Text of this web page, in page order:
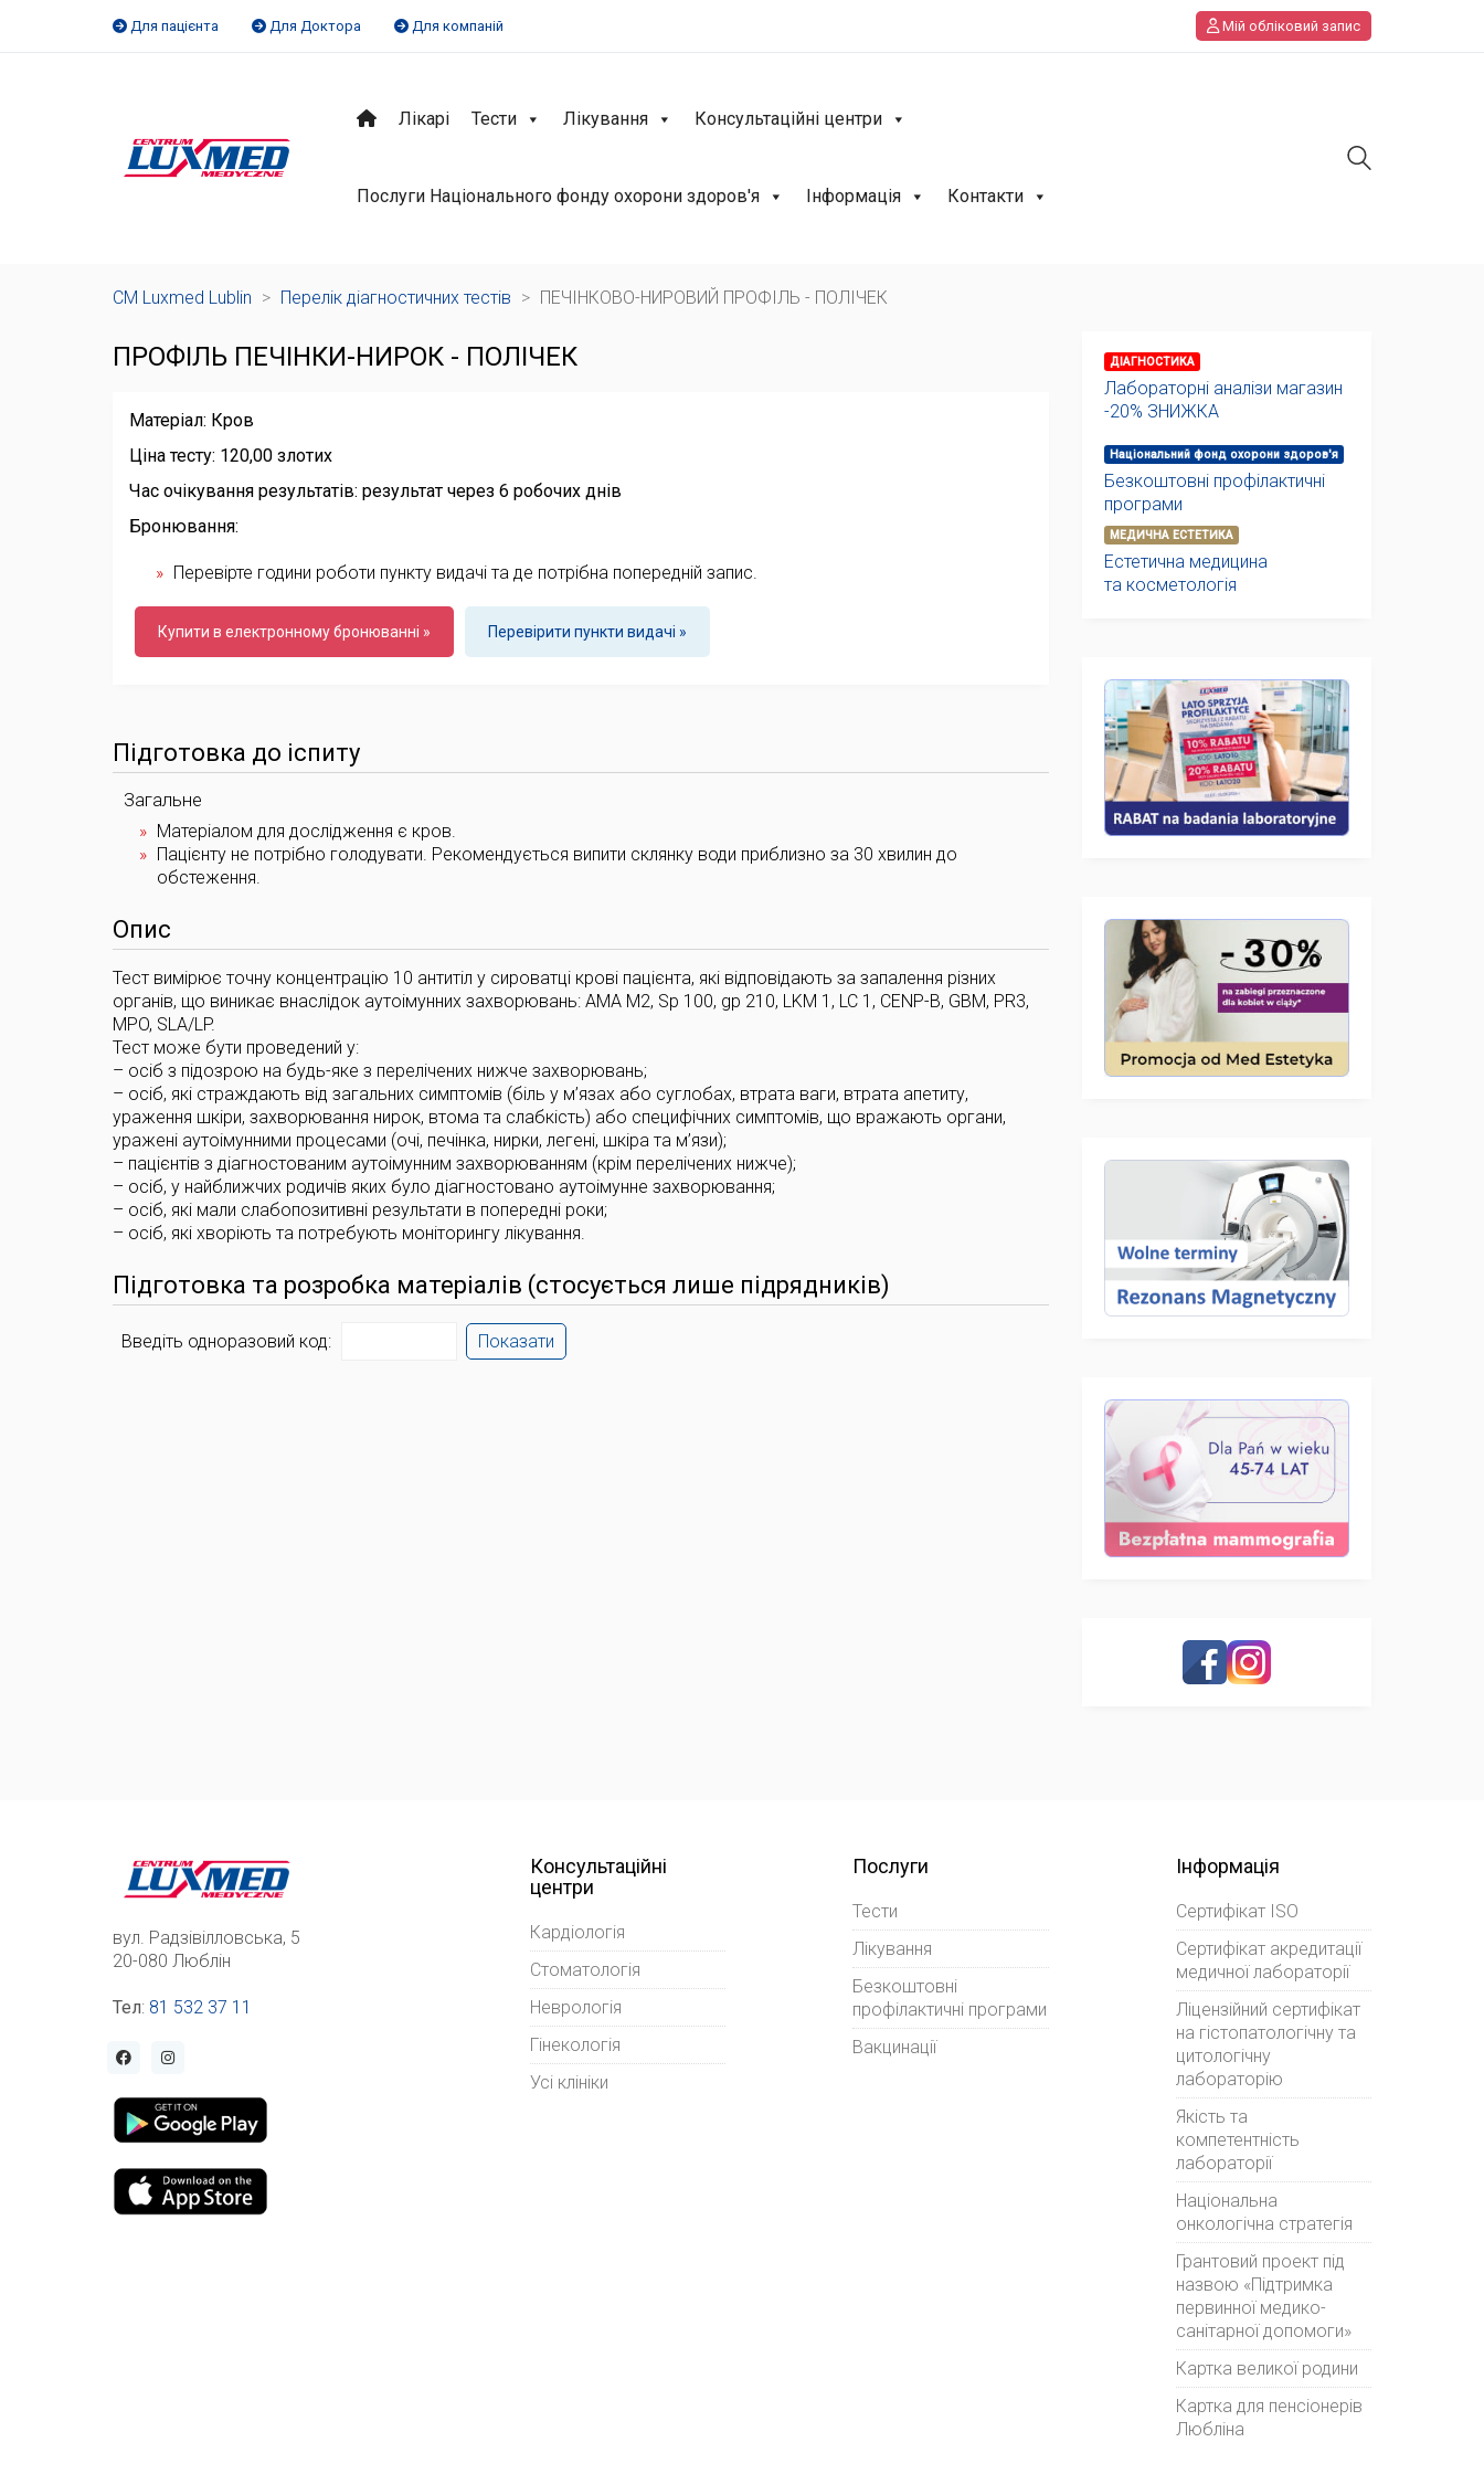
Для пацієнта Для Доктора Для компаній Мій обліковий запис
Лікарі Тести Лікування Консультаційні центри
Послуги Національного фонду охорони здоров'я Інформація Контакти
CM Luxmed Lublin > Перелік діагностичних тестів > ПЕЧІНКОВО-НИРОВИЙ ПРОФІЛЬ - ПОЛІЧЕК
ПРОФІЛЬ ПЕЧІНКИ-НИРОК - ПОЛІЧЕК
Матеріал: Кров
Ціна тесту: 120,00 злотих
Час очікування результатів: результат через 6 робочих днів
Бронювання:
Перевірте години роботи пункту видачі та де потрібна попередній запис.
Купити в електронному бронюванні » Перевірити пункти видачі »
Підготовка до іспиту
Загальне
Матеріалом для дослідження є кров.
Пацієнту не потрібно голодувати. Рекомендується випити склянку води приблизно за 30 хвилин до
обстеження.
Опис
Тест вимірює точну концентрацію 10 антитіл у сироватці крові пацієнта, які відповідають за запалення різних
органів, що виникає внаслідок аутоімунних захворювань: AMA M2, Sp 100, gp 210, LKM 1, LC 1, CENP-B, GBM, PR3,
MPO, SLA/LP.
Тест може бути проведений у:
– осіб з підозрою на будь-яке з перелічених нижче захворювань;
– осіб, які страждають від загальних симптомів (біль у м’язах або суглобах, втрата ваги, втрата апетиту,
ураження шкіри, захворювання нирок, втома та слабкість) або специфічних симптомів, що вражають органи,
уражені аутоімунними процесами (очі, печінка, нирки, легені, шкіра та м’язи);
– пацієнтів з діагностованим аутоімунним захворюванням (крім перелічених нижче);
– осіб, у найближчих родичів яких було діагностовано аутоімунне захворювання;
– осіб, які мали слабопозитивні результати в попередні роки;
– осіб, які хворіють та потребують моніторингу лікування.
Підготовка та розробка матеріалів (стосується лише підрядників)
Введіть одноразовий код: Показати
ДІАГНОСТИКА
Лабораторні аналізи магазин
-20% ЗНИЖКА
Національний фонд охорони здоров'я
Безкоштовні профілактичні
програми
МЕДИЧНА ЕСТЕТИКА
Естетична медицина
та косметологія
вул. Радзівілловська, 5
20-080 Люблін
Тел: 81 532 37 11
Консультаційні
центри
Кардіологія
Стоматологія
Неврологія
Гінекологія
Усі клініки
Послуги
Тести
Лікування
Безкоштовні
профілактичні програми
Вакцинації
Інформація
Сертифікат ISO
Сертифікат акредитації
медичної лабораторії
Ліцензійний сертифікат
на гістопатологічну та
цитологічну
лабораторію
Якість та
компетентність
лабораторії
Національна
онкологічна стратегія
Грантовий проект під
назвою «Підтримка
первинної медико-
санітарної допомоги»
Картка великої родини
Картка для пенсіонерів
Любліна